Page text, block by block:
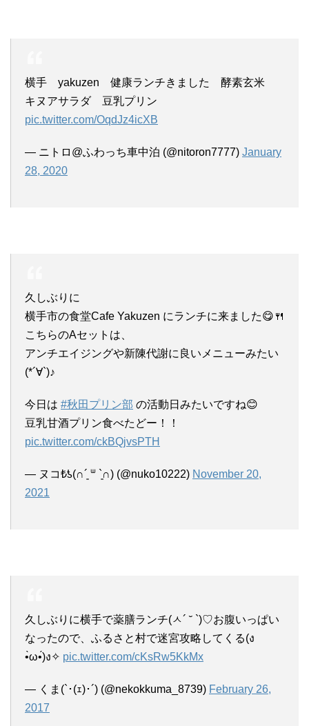
横手 yakuzen 健康ランチきました 酵素玄米
キヌアサラダ 豆乳プリン
pic.twitter.com/OqdJz4icXB
— ニトロ@ふわっち車中泊 (@nitoron7777) January
28, 2020
久しぶりに
横手市の食堂Cafe Yakuzen にランチに来ました😋🍴
こちらのAセットは、
アンチエイジングや新陳代謝に良いメニューみたい
(*´∀`)♪
今日は #秋田プリン部 の活動日みたいですね😊
豆乳甘酒プリン食べたどー！！
pic.twitter.com/ckBQjvsPTH
— ヌコ₺ƾ(∩´͈ ᐜ `͈∩) (@nuko10222) November 20,
2021
久しぶりに横手で薬膳ランチ(ㅅ´ ˘ `)♡お腹いっぱい
なったので、ふるさと村で迷宮攻略してくる(ง
•̀ω•́)ง✧ pic.twitter.com/cKsRw5KkMx
— くま(`･(ｪ)･´) (@nekokkuma_8739) February 26,
2017